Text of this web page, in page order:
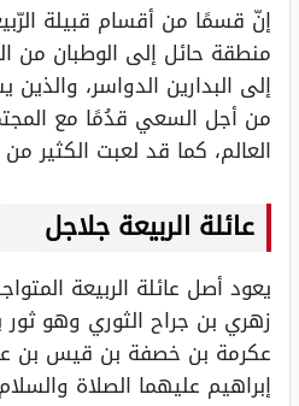
إنّ قسمًا من أقسام قبيلة
منطقة حائل إلى الوطبان من
إلى البدارين الدواسر،
من أجل السعي قدُمًا مع
العالم، كما قد لعبت الكثير
عائلة الربيعة جلاجل
يعود أصل عائلة الربيعة
زهري بن جراح الثوري وهو
عكرمة بن خصفة بن قيس بن
إبراهيم عليهما الصلاة